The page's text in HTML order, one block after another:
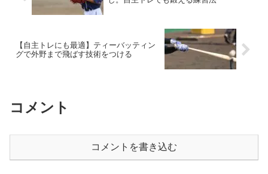
【自主トレにも最適】ティーバッティン
グで外野まで飛ばす技術をつける
コメント
コメントを書き込む